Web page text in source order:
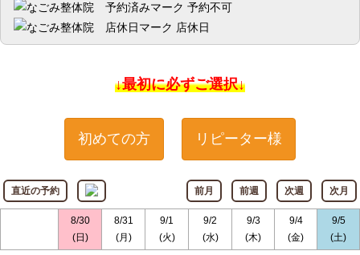
予約不可
店休日
↓最初に必ずご選択↓
初めての方 リピーター様
直近の予約 前月 前週 次週 次月
8/30
(日)
8/31
(月)
9/1
(火)
9/2
(水)
9/3
(木)
9/4
(金)
9/5
(土)